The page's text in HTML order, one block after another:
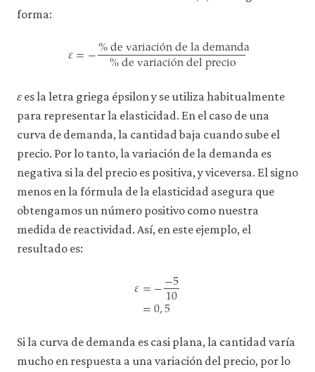
forma:
𝜀=−%de variación de la demanda
%de variación del precio
de variación de la demanda
ε es la letra griega épsilon y se utiliza habitualmente
para representar la elasticidad. En el caso de una
curva de demanda, la cantidad baja cuando sube el
precio. Por lo tanto, la variación de la demanda es
negativa si la del precio es positiva, y viceversa. El signo
menos en la fórmula de la elasticidad asegura que
obtengamos un número positivo como nuestra
medida de reactividad. Así, en este ejemplo, el
resultado es:
𝜀=−−5
10
=0,5
=− −510
Si la curva de demanda es casi plana, la cantidad varía
mucho en respuesta a una variación del precio, por lo